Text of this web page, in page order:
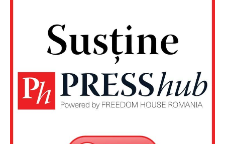
Un proiect
FREEDOM HOUSE ROMÂNIA
PRESShub
Despre noi / Echipa